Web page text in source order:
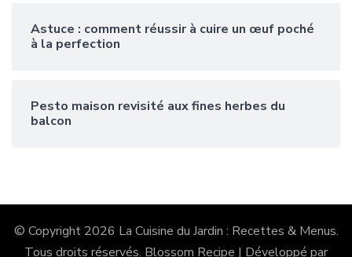
Astuce : comment réussir à cuire un œuf poché
à la perfection
Pesto maison revisité aux fines herbes du
balcon
© Copyright 2026 La Cuisine du Jardin : Recettes & Menus.
Tous droits réservés. Blossom Recipe | Développé par